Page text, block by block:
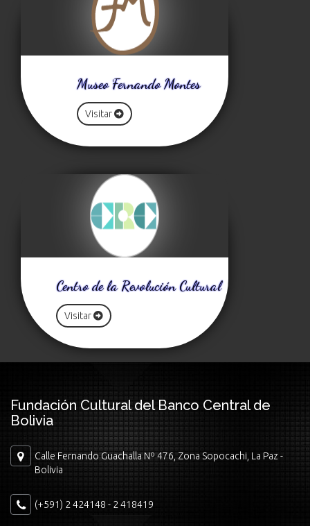
Museo Fernando Montes
Visitar
Centro de la Revolución Cultural
Visitar
Fundación Cultural del Banco Central de
Bolivia
Calle Fernando Guachalla Nº 476, Zona Sopocachi, La Paz -
Bolivia
(+591) 2 424148 - 2 418419